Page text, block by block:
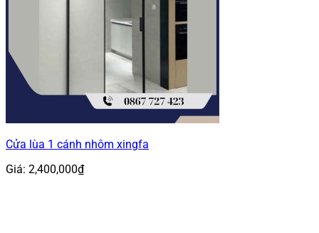
Cửa lùa 1 cánh nhôm xingfa
Giá: 2,400,000₫